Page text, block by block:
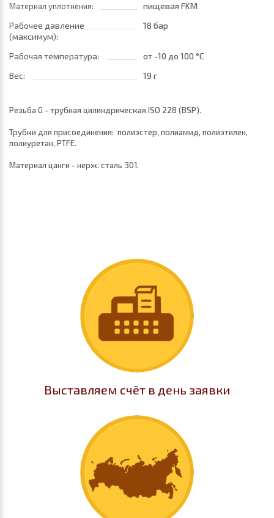
Материал уплотнения:
пищевая FKM
Рабочее давление
(максимум):
18 бар
Рабочая температура: от -10 до 100 °C
Вес:
19 г
Резьба G - трубная цилиндрическая ISO 228 (BSP).
Трубки для присоединения: полиэстер, полиамид, полиэтилен,
полиуретан, PTFE.
Материал цанги - нерж. сталь 301.
Выставляем счёт в день заявки